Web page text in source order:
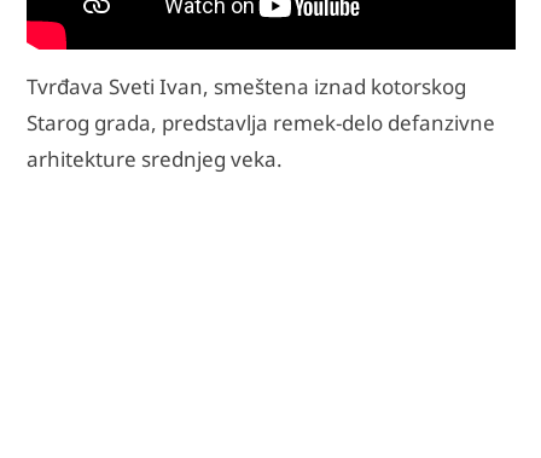
Tvrđava Sveti Ivan, smeštena iznad kotorskog
Starog grada, predstavlja remek-delo defanzivne
arhitekture srednjeg veka.